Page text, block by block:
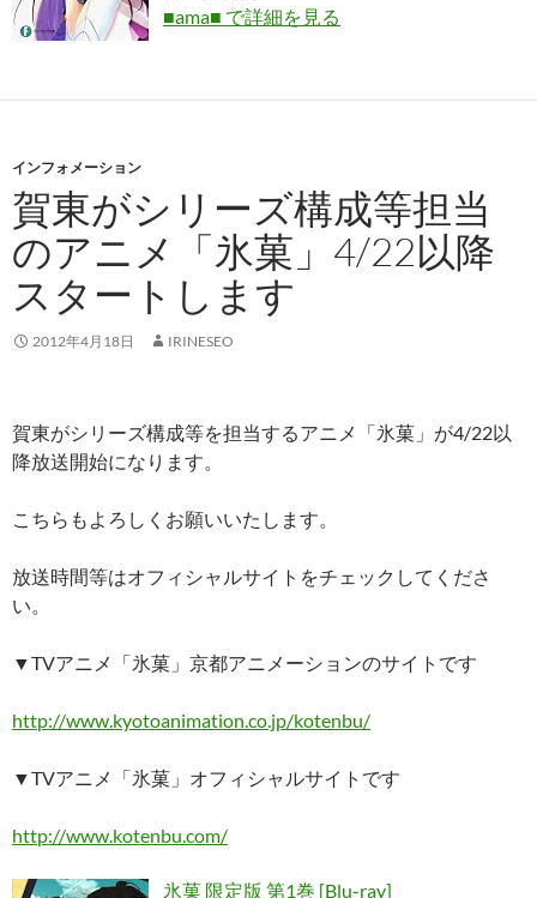
■ama■ で詳細を見る
インフォメーション
賀東がシリーズ構成等担当
のアニメ「氷菓」4/22以降
スタートします
2012年4月18日 IRINESEO
賀東がシリーズ構成等を担当するアニメ「氷菓」が4/22以
降放送開始になります。
こちらもよろしくお願いいたします。
放送時間等はオフィシャルサイトをチェックしてくださ
い。
▼TVアニメ「氷菓」京都アニメーションのサイトです
http://www.kyotoanimation.co.jp/kotenbu/
▼TVアニメ「氷菓」オフィシャルサイトです
http://www.kotenbu.com/
氷菓 限定版 第1巻 [Blu-ray]